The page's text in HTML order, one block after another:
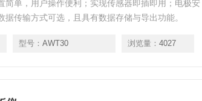
简单，用户操作便利；实现传感器即插即用；电极安
据传输方式可选，且具有数据存储与导出功能。
型号： AWT30 浏览量： 4027